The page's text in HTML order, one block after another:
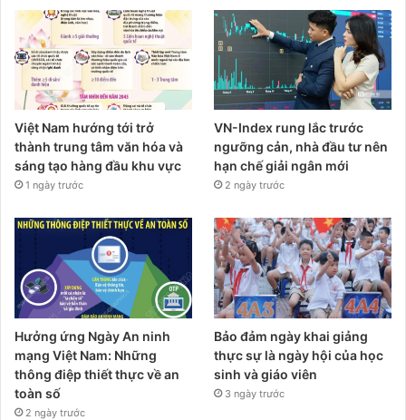
Việt Nam hướng tới trở
thành trung tâm văn hóa và
sáng tạo hàng đầu khu vực
1 ngày trước
VN-Index rung lắc trước
ngưỡng cản, nhà đầu tư nên
hạn chế giải ngân mới
2 ngày trước
Hưởng ứng Ngày An ninh
mạng Việt Nam: Những
thông điệp thiết thực về an
toàn số
2 ngày trước
Bảo đảm ngày khai giảng
thực sự là ngày hội của học
sinh và giáo viên
3 ngày trước